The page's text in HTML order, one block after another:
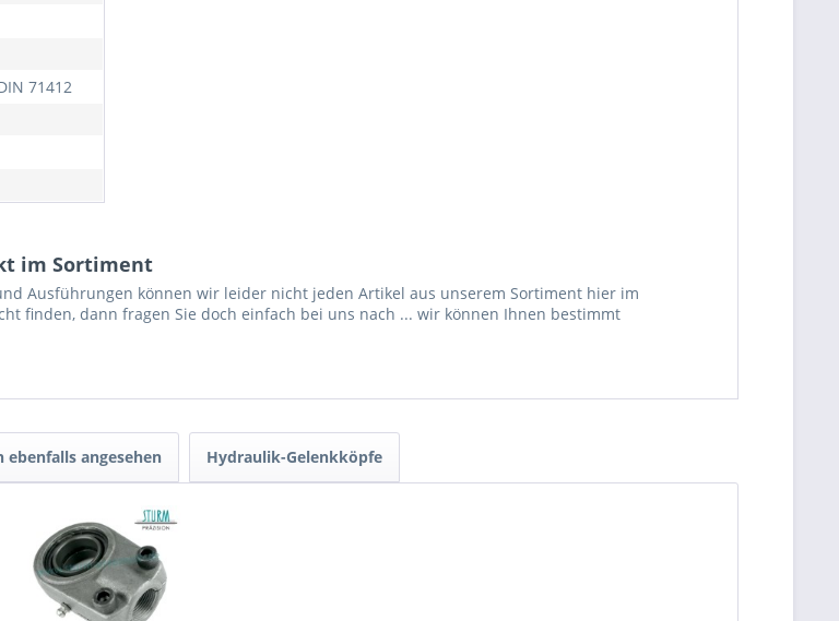
71412
im Sortiment
Ausführungen können wir leider nicht jeden Artikel aus unserem Sortiment hier im
finden, dann fragen Sie doch einfach bei uns nach ... wir können Ihnen bestimmt
ebenfalls angesehen Hydraulik-Gelenkköpfe